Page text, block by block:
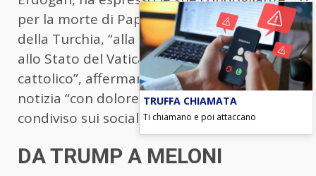
per la morte di Papa Francesco, a nome
della Turchia, “alla famiglia del defunto,
allo Stato del Vaticano e al mondo
cattolico”, affermando di aver appreso la
notizia “con dolore”, in un messaggio
condiviso sui social media.
DA TRUMP A MELONI
TRUFFA CHIAMATA
Ti chiamano e poi attaccano